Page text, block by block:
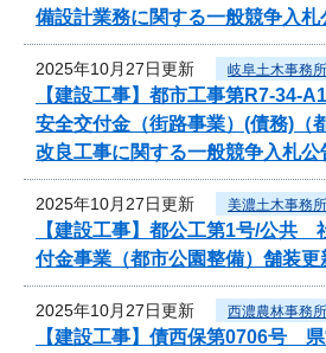
備設計業務に関する一般競争入札
2025年10月27日更新 岐阜土木事務所
【建設工事】都市工事第R7-34-
安全交付金（街路事業）(債務)（
改良工事に関する一般競争入札公
2025年10月27日更新 美濃土木事務所
【建設工事】都公工第1号/公共
付金事業（都市公園整備）舗装更
2025年10月27日更新 西濃農林事務所
【建設工事】債西保第0706号